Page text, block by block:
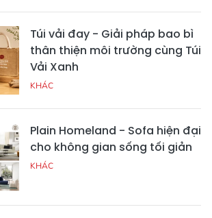
Túi vải đay - Giải pháp bao bì
thân thiện môi trường cùng Túi
Vải Xanh
KHÁC
Plain Homeland - Sofa hiện đại
cho không gian sống tối giản
KHÁC